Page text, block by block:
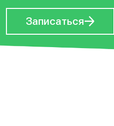
Записаться